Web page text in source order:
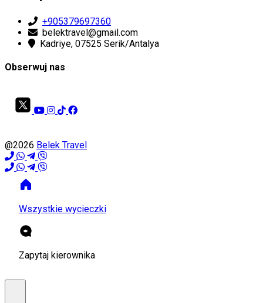
+905379697360
belektravel@gmail.com
Kadriye, 07525 Serik/Antalya
Obserwuj nas
@2026 Belek Travel
Wszystkie wycieczki
Zapytaj kierownika